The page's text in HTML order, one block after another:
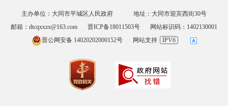
主办单位：大同市平城区人民政府
地址：大同市迎宾西街30号
邮箱：dtcqxxzx@163.com
晋ICP备18011503号
网站标识码：1402130001
晋公网安备 14020202000152号
网站支持 IPV6